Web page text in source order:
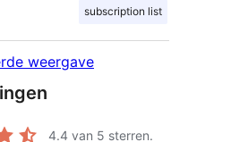
subscription list
weergave
4.4 van 5 sterren.